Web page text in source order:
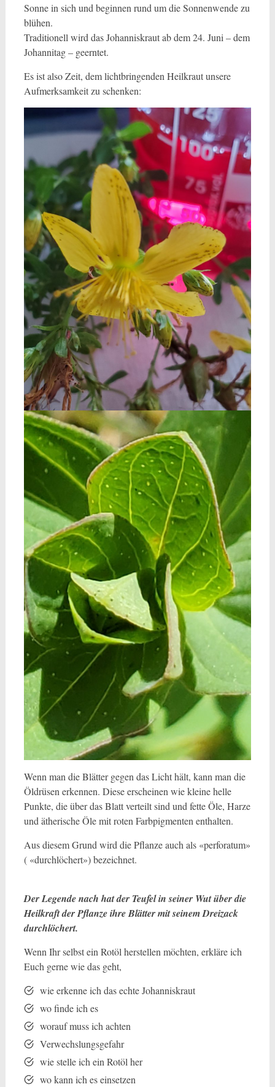
Sonne in sich und beginnen rund um die Sonnenwende zu
blühen.
Traditionell wird das Johanniskraut ab dem 24. Juni – dem
Johannitag – geerntet.
Es ist also Zeit, dem lichtbringenden Heilkraut unsere
Aufmerksamkeit zu schenken:
Wenn man die Blätter gegen das Licht hält, kann man die
Öldrüsen erkennen. Diese erscheinen wie kleine helle
Punkte, die über das Blatt verteilt sind und fette Öle, Harze
und ätherische Öle mit roten Farbpigmenten enthalten.
Aus diesem Grund wird die Pflanze auch als «perforatum»
( «durchlöchert») bezeichnet.
Der Legende nach hat der Teufel in seiner Wut über die
Heilkraft der Pflanze ihre Blätter mit seinem Dreizack
durchlöchert.
Wenn Ihr selbst ein Rotöl herstellen möchten, erkläre ich
Euch gerne wie das geht,
wie erkenne ich das echte Johanniskraut
wo finde ich es
worauf muss ich achten
Verwechslungsgefahr
wie stelle ich ein Rotöl her
wo kann ich es einsetzen